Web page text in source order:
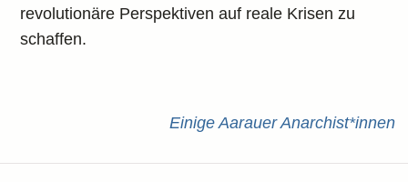
revolutionäre Perspektiven auf reale Krisen zu
schaffen.
Einige Aarauer Anarchist*innen